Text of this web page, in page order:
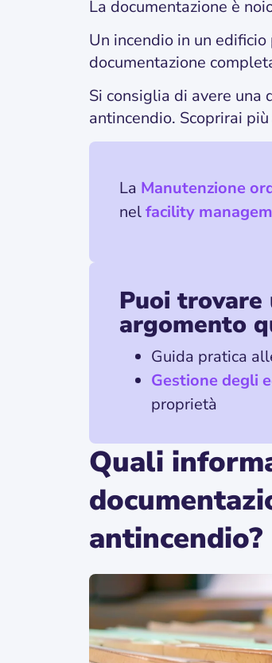
La documentazione è
Un incendio in un
documentazione
Si consiglia di avere una
antincendio. Scoprirai
La Manutenzione
nelfacility
Puoi
argomento
Guida pratica
Gestione degli
proprietà
Quali
antincendio?